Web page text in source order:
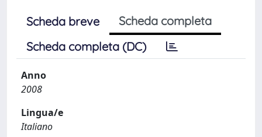
Scheda breve
Scheda completa
Scheda completa (DC)
Anno
2008
Lingua/e
Italiano